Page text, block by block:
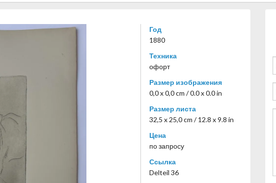
Год
1880
Техника
офорт
Размер изображения
0,0 x 0,0 cm / 0.0 x 0.0 in
Размер листа
32,5 x 25,0 cm / 12.8 x 9.8 in
Цена
по запросу
Ссылка
Delteil 36